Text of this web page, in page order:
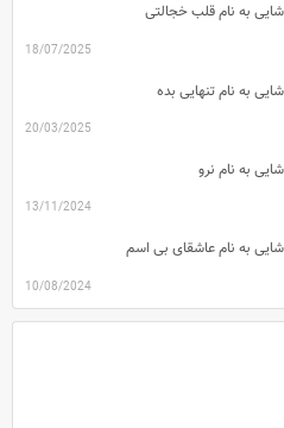
به نام قلب خجالتی
18/07/2025
به نام تنهایی بده
20/03/2025
به نام نرو
13/11/2024
به نام عاشقای بی اسم
10/08/2024